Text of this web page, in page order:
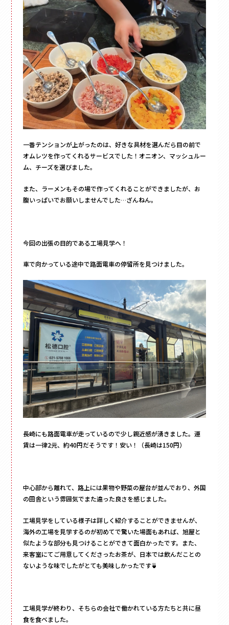
フラップ式
変形箱
ハート形
多角形
家型
バック型
かご型
ドーム型
ピロー型
丸箱
楕円箱
その他
ペーパーバック
一番テンションが上がったのは、好きな具材を選んだら目の前で
オムレツを作ってくれるサービスでした！オニオン、マッシュルー
ム、チーズを選びました。
また、ラーメンもその場で作ってくれることができましたが、お
腹いっぱいでお願いしませんでした…ざんねん。
今回の出張の目的である工場見学へ！
車で向かっている途中で路面電車の停留所を見つけました。
長崎にも路面電車が走っているので少し親近感が湧きました。運
賃は一律2元、約40円だそうです！安い！（長崎は150円）
中心部から離れて、路上には果物や野菜の屋台が並んでおり、外国
の田舎という雰囲気でまた違った良さを感じました。
工場見学をしている様子は詳しく紹介することができませんが、
海外の工場を見学するのが初めてで驚いた場面もあれば、旭屋と
似たような部分も見つけることができて面白かったです。また、
来客室にてご用意してくださったお茶が、日本では飲んだことの
ないような味でしたがとても美味しかったです🍵
工場見学が終わり、そちらの会社で働かれている方たちと共に昼
食を食べました。